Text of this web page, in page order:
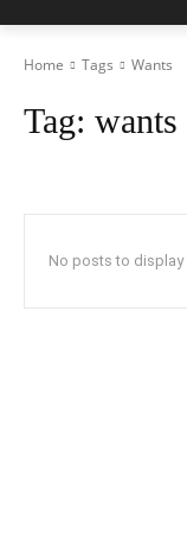
Home Tags Wants
Tag: wants
No posts to display